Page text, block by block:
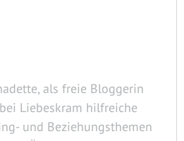
als freie Bloggerin
Liebeskram hilfreiche
und Beziehungsthemen